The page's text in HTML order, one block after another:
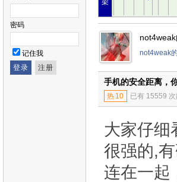
密码
记住我
架
not4weak
手机的安全距离，
热 10 已有 15559 次
大家仔细
很强的,
连在一起